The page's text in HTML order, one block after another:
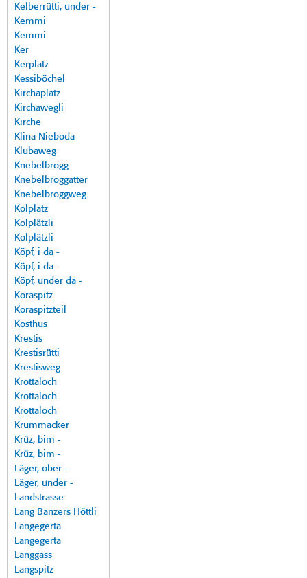
Kelberrütti, under -
Kemmi
Kemmi
Ker
Kerplatz
Kessiböchel
Kirchaplatz
Kirchawegli
Kirche
Klina Nieboda
Klubaweg
Knebelbrogg
Knebelbroggatter
Knebelbroggweg
Kolplatz
Kolplätzli
Kolplätzli
Köpf, i da -
Köpf, i da -
Köpf, under da -
Koraspitz
Koraspitzteil
Kosthus
Krestis
Krestisrütti
Krestisweg
Krottaloch
Krottaloch
Krottaloch
Krummacker
Krüz, bim -
Krüz, bim -
Läger, ober -
Läger, under -
Landstrasse
Lang Banzers Höttli
Langegerta
Langegerta
Langgass
Langspitz